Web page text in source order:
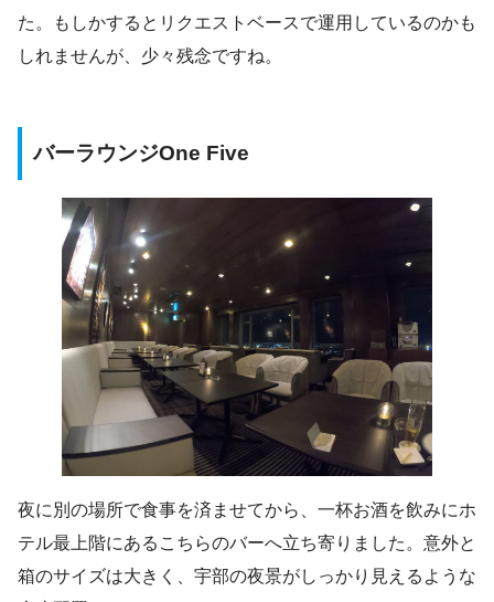
た。もしかするとリクエストベースで運用しているのかも
しれませんが、少々残念ですね。
バーラウンジOne Five
夜に別の場所で食事を済ませてから、一杯お酒を飲みにホ
テル最上階にあるこちらのバーへ立ち寄りました。意外と
箱のサイズは大きく、宇部の夜景がしっかり見えるような